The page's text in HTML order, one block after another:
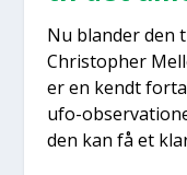
Nu blan­der den
Chri­stop­her
er en kendt
ufo-
den kan få et